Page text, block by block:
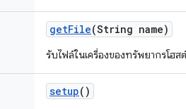
getFile(String name)
รับไฟล์ในเครื่องของทรัพยากรโฮ
setup()